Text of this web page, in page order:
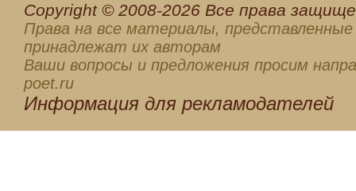
Сopyright © 2008-2026 Все права
Права на все материалы, представленные
принадлежат их авторам
Ваши вопросы и предложения просим
poet.ru
Информация для рекламодателей